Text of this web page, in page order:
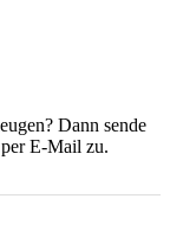
Dann sende
E-Mail zu.